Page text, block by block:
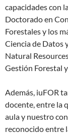
capacidades con
Doctorado en
Forestales y los
Ciencia de Datos
Natural
Gestión Forestal
Además, iuFOR
docente, entre la
aula y nuestro
reconocido entre